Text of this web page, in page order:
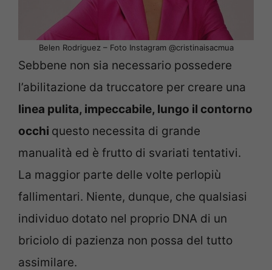
Belen Rodriguez – Foto Instagram @cristinaisacmua
Sebbene non sia necessario possedere
l’abilitazione da truccatore per creare una
linea pulita, impeccabile, lungo il contorno
occhi questo necessita di grande
manualità ed è frutto di svariati tentativi.
La maggior parte delle volte perlopiù
fallimentari. Niente, dunque, che qualsiasi
individuo dotato nel proprio DNA di un
briciolo di pazienza non possa del tutto
assimilare.